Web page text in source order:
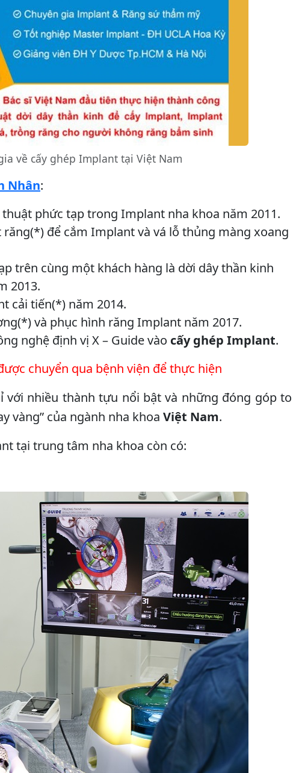
về cấy ghép Implant tại Việt Nam
Nhân:
phức tạp trong Implant nha khoa năm 2011.
để cắm Implant và vá lỗ thủng màng xoang
trên cùng một khách hàng là dời dây thần kinh
2013.
cải tiến(*) năm 2014.
và phục hình răng Implant năm 2017.
nghệ định vị X – Guide vào cấy ghép Implant.
chuyển qua bệnh viện để thực hiện
nhiều thành tựu nổi bật và những đóng góp to
vàng” của ngành nha khoa Việt Nam.
tại trung tâm nha khoa còn có: